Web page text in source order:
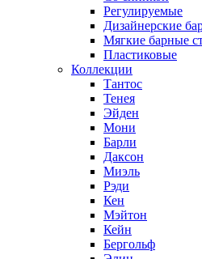
Регулируемые
Дизайнерские
Мягкие барные
Пластиковые
Коллекции
Тантос
Тенея
Эйден
Мони
Барли
Даксон
Миэль
Рэди
Кен
Мэйтон
Кейн
Бергольф